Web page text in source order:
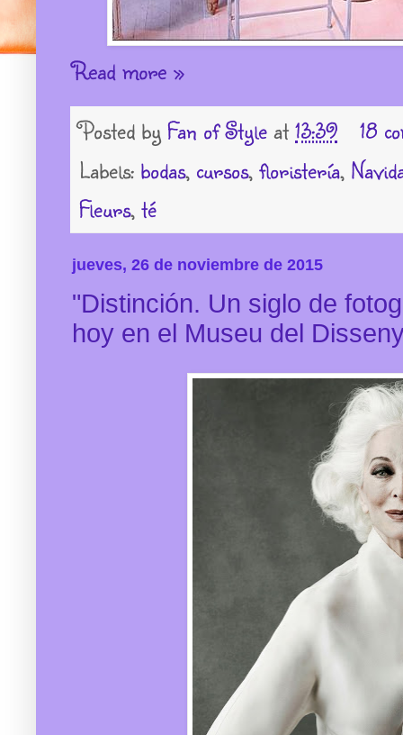
Read more »
Posted by Fan of Style at 13:39
18
Labels: bodas, cursos, floristería,
Fleurs, té
jueves, 26 de noviembre de 2015
"Distinción. Un siglo de
hoy en el Museu del